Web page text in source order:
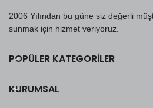
2006 Yılından bu güne siz değerli
sunmak için hizmet veriyoruz.
POPÜLER KATEGORILER
KURUMSAL